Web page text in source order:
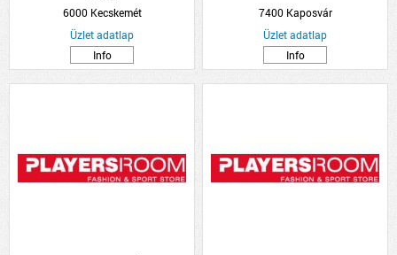
6000 Kecskemét
Üzlet adatlap
Info
7400 Kaposvár
Üzlet adatlap
Info